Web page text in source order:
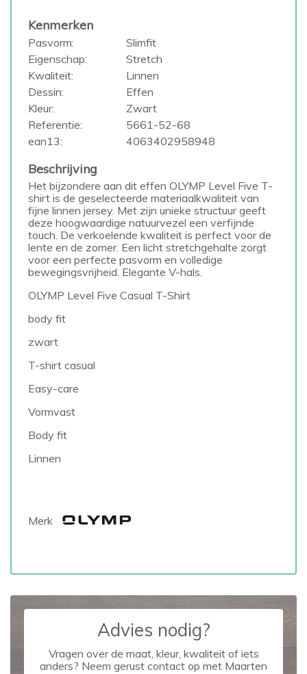
Kenmerken
Pasvorm:
Slimfit
Eigenschap:
Stretch
Kwaliteit:
Linnen
Dessin:
Effen
Kleur:
Zwart
Referentie:
5661-52-68
ean13:
4063402958948
Beschrijving
Het bijzondere aan dit effen OLYMP Level Five T-
shirt is de geselecteerde materiaalkwaliteit van
fijne linnen jersey. Met zijn unieke structuur geeft
deze hoogwaardige natuurvezel een verfijnde
touch. De verkoelende kwaliteit is perfect voor de
lente en de zomer. Een licht stretchgehalte zorgt
voor een perfecte pasvorm en volledige
bewegingsvrijheid. Elegante V-hals.
OLYMP Level Five Casual T-Shirt
body fit
zwart
T-shirt casual
Easy-care
Vormvast
Body fit
Linnen
Merk
Advies nodig?
Vragen over de maat, kleur, kwaliteit of iets
anders? Neem gerust contact op met Maarten